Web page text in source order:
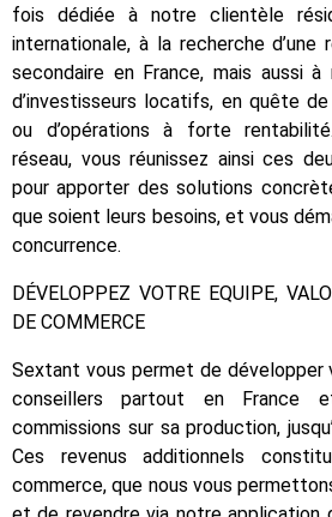
fois dédiée à notre clientèle
internationale, à la recherche d’une
secondaire en France, mais aussi
d’investisseurs locatifs, en quête
ou d’opérations à forte
réseau, vous réunissez ainsi ces
pour apporter des solutions
que soient leurs besoins, et vous
concurrence.
DÉVELOPPEZ VOTRE EQUIPE,
DE COMMERCE
Sextant vous permet de développer
conseillers partout en France
commissions sur sa production,
Ces revenus additionnels
commerce, que nous vous